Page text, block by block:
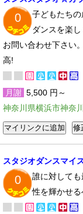
0
子どもたちの
ダンスを楽
お問い合わせ下さい
高!
月謝 5,500 円～
神奈川県横浜市神奈
スタジオダンスマイ
0
誰に対して
性を輝かせる